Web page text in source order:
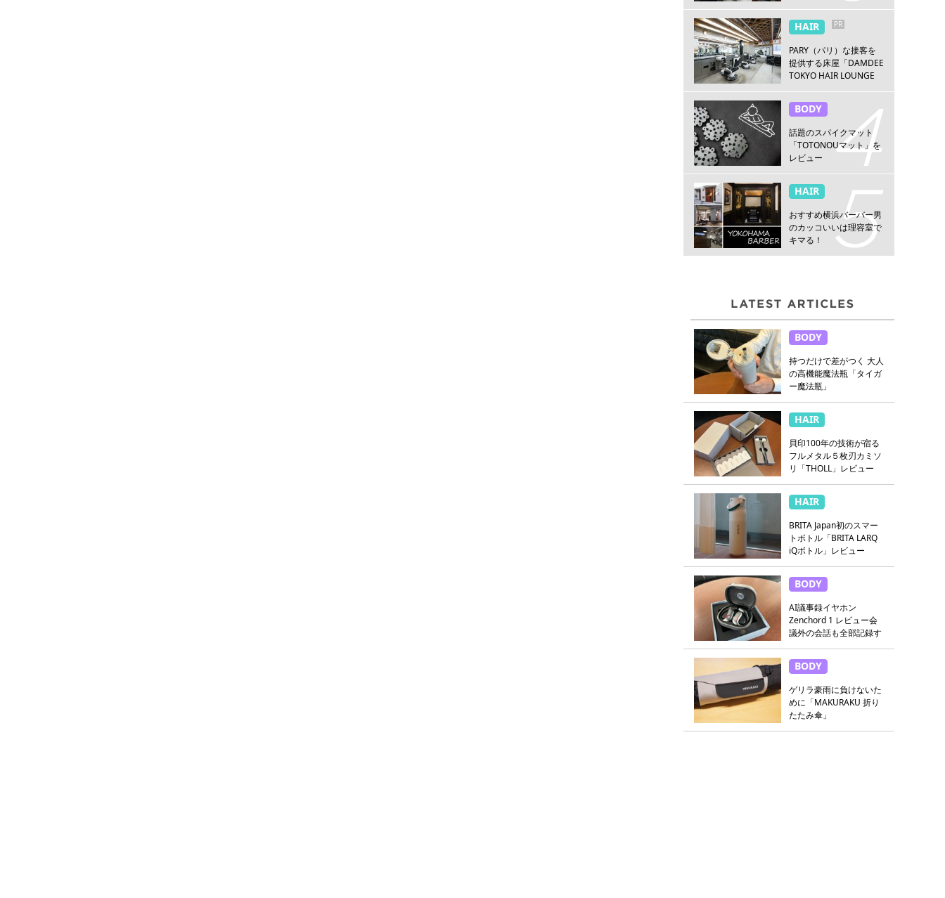
HAIR PR
PARY（パリ）な接客を
提供する床屋「DAMDEE
TOKYO HAIR LOUNGE
BODY
話題のスパイクマット
「TOTONOUマット」を
レビュー
HAIR
おすすめ横浜バーバー男
のカッコいいは理容室で
キマる！
BODY
持つだけで差がつく 大人
の高機能魔法瓶「タイガ
ー魔法瓶」
HAIR
貝印100年の技術が宿る
フルメタル５枚刃カミソ
リ「THOLL」レビュー
HAIR
BRITA Japan初のスマー
トボトル「BRITA LARQ
iQボトル」レビュー
BODY
AI議事録イヤホン
Zenchord 1 レビュー会
議外の会話も全部記録す
BODY
ゲリラ豪雨に負けないた
めに「MAKURAKU 折り
たたみ傘」